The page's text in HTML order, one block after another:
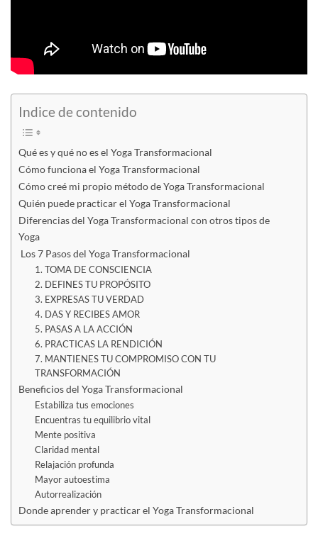
Indice de contenido
Qué es y qué no es el Yoga Transformacional
Cómo funciona el Yoga Transformacional
Cómo creé mi propio método de Yoga Transformacional
Quién puede practicar el Yoga Transformacional
Diferencias del Yoga Transformacional con otros tipos de
Yoga
Los 7 Pasos del Yoga Transformacional
1. TOMA DE CONSCIENCIA
2. DEFINES TU PROPÓSITO
3. EXPRESAS TU VERDAD
4. DAS Y RECIBES AMOR
5. PASAS A LA ACCIÓN
6. PRACTICAS LA RENDICIÓN
7. MANTIENES TU COMPROMISO CON TU
TRANSFORMACIÓN
Beneficios del Yoga Transformacional
Estabiliza tus emociones
Encuentras tu equilibrio vital
Mente positiva
Claridad mental
Relajación profunda
Mayor autoestima
Autorrealización
Donde aprender y practicar el Yoga Transformacional